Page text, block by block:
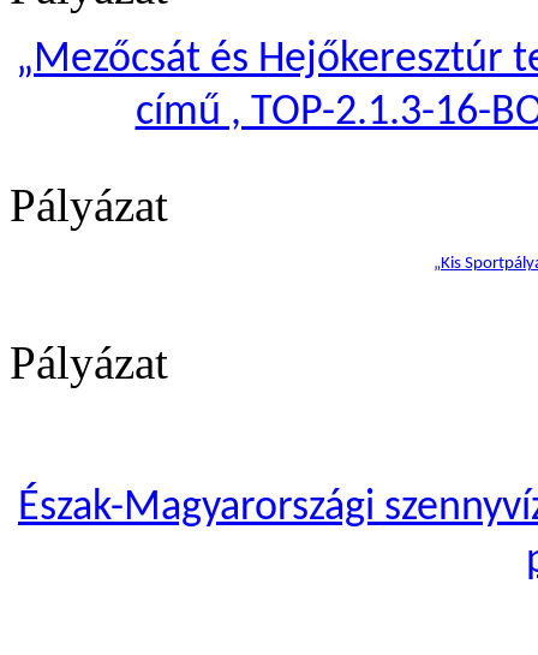
„Mezőcsát és Hejőkeresztúr
című , TOP-2.1.3-16-
Pályázat
„Kis
Pályázat
Észak-Magyarországi